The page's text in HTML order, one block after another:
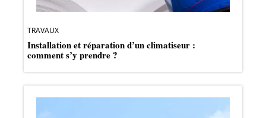
TRAVAUX
Installation et réparation d’un climatiseur :
comment s’y prendre ?